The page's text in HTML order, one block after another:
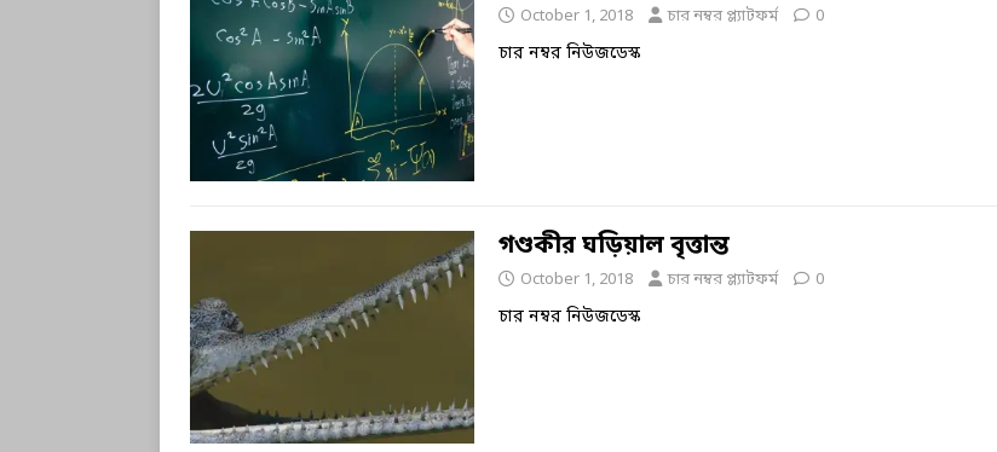
October 1, 2018 চার নম্বর প্ল্যাটফর্ম 0
চার নম্বর নিউজডেস্ক
গণ্ডকীর ঘড়িয়াল বৃত্তান্ত
October 1, 2018 চার নম্বর প্ল্যাটফর্ম 0
চার নম্বর নিউজডেস্ক